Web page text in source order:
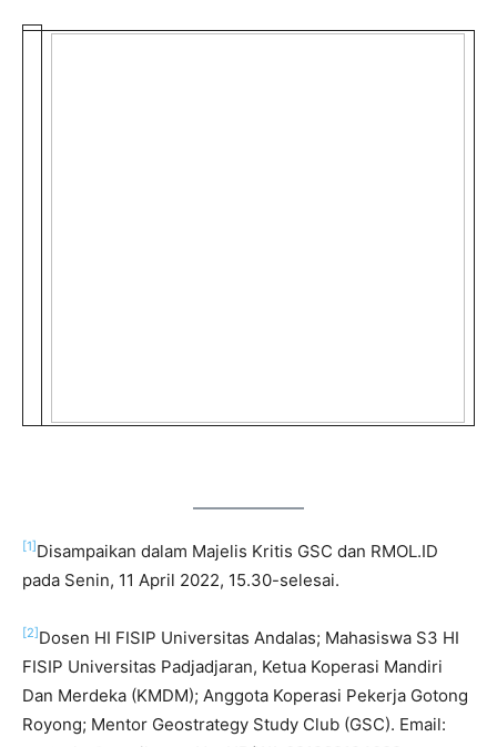
[1] Disampaikan dalam Majelis Kritis GSC dan RMOL.ID
pada Senin, 11 April 2022, 15.30-selesai.
[2] Dosen HI FISIP Universitas Andalas; Mahasiswa S3 HI
FISIP Universitas Padjadjaran, Ketua Koperasi Mandiri
Dan Merdeka (KMDM); Anggota Koperasi Pekerja Gotong
Royong; Mentor Geostrategy Study Club (GSC). Email: